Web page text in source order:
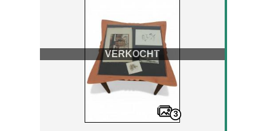
VERKOCHT
3